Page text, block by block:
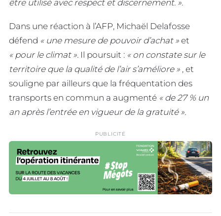
être utilisé avec respect et discernement. ».
Dans une réaction à l’AFP, Michaël Delafosse
défend « une mesure de pouvoir d’achat » et
« pour le climat ». Il poursuit : « on constate sur le
territoire que la qualité de l’air s’améliore » , et
souligne par ailleurs que la fréquentation des
transports en commun a augmenté « de 27 % un
an après l’entrée en vigueur de la gratuité ».
PUBLICITÉ